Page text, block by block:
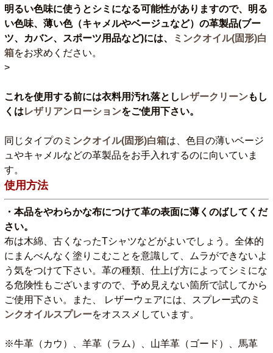
明るい色味に使うとシミになる可能性がありますので、明る
い色味、薄い色（キャメルやベージュなど）の革製品(ブー
ツ、カバン、スポーツ用品など)には、
ミンクオイル(固形)白
箱をお求めください。
>
これを使用する前には衣料用汚れ落とし レザークリーンもし
くはレザリアンローションをご使用下さい。
同じタイプのミンクオイル(固形)白箱は、色目の薄いベージ
ュやキャメルなどの革製品をお手入れするのに向いていま
す。
使用方法
・本品をやわらかな布につけて革の表面に薄くのばしてくだ
さい。
布は木綿、古くなったTシャツなどがよいでしょう。全体的
にまんべんなく塗りこむことを意識して、ムラができないよ
う気をつけて下さい。革の種類、仕上げ方によってシミにな
る危険性もございますので、予め見えない箇所で試してから
ご使用下さい。また、 レザーウェアには、スプレー式のミ
ンクオイルスプレーをオススメしています。
※牛革（カウ）、羊革（ラム）、山羊革（ゴード）、馬革